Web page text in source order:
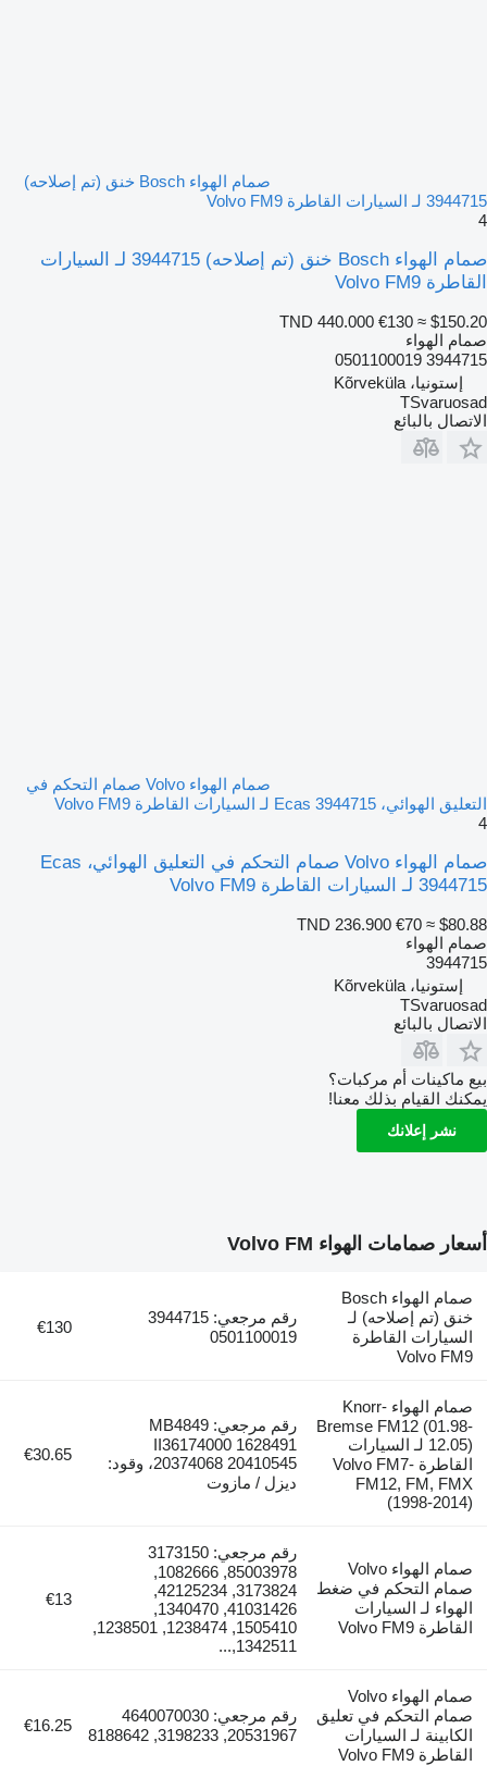
صمام الهواء Bosch خنق (تم إصلاحه)
3944715 لـ السيارات القاطرة Volvo FM9
4
صمام الهواء Bosch خنق (تم إصلاحه) 3944715 لـ السيارات
القاطرة Volvo FM9
TND 440.000 €130 ≈ $150.20
صمام الهواء
3944715 0501100019
إستونيا، Kõrveküla
TSvaruosad
الاتصال بالبائع
صمام الهواء Volvo صمام التحكم في
التعليق الهوائي، Ecas 3944715 لـ السيارات القاطرة Volvo FM9
4
صمام الهواء Volvo صمام التحكم في التعليق الهوائي، Ecas
3944715 لـ السيارات القاطرة Volvo FM9
TND 236.900 €70 ≈ $80.88
صمام الهواء
3944715
إستونيا، Kõrveküla
TSvaruosad
الاتصال بالبائع
بيع ماكينات أم مركبات؟
يمكنك القيام بذلك معنا!
نشر إعلانك
أسعار صمامات الهواء Volvo FM
صمام الهواء Bosch
خنق (تم إصلاحه) لـ
السيارات القاطرة
Volvo FM9
رقم مرجعي: 3944715
0501100019
€130
صمام الهواء Knorr-
Bremse FM12 (01.98-
12.05) لـ السيارات
القاطرة Volvo FM7-
FM12, FM, FMX
(1998-2014)
رقم مرجعي: MB4849
II36174000 1628491
20374068 20410545، وقود:
ديزل / مازوت
€30.65
صمام الهواء Volvo
صمام التحكم في ضغط
الهواء لـ السيارات
القاطرة Volvo FM9
رقم مرجعي: 3173150
85003978, 1082666,
3173824, 42125234,
41031426, 1340470,
1505410, 1238474, 1238501,
1342511,...
€13
صمام الهواء Volvo
صمام التحكم في تعليق
الكابينة لـ السيارات
القاطرة Volvo FM9
رقم مرجعي: 4640070030
20531967, 3198233, 8188642
€16.25